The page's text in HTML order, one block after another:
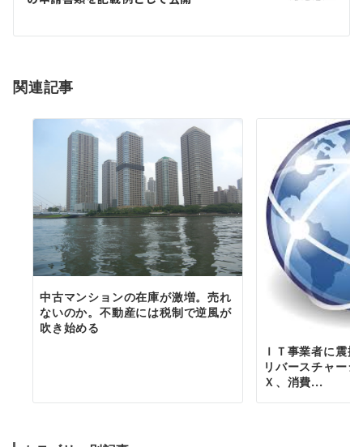
シ
ン
関連記事
中古マンションの在庫が激増。売れ
ないのか。不動産には税制で逆風が
吹き始める
ＩＴ事業者に震
リバースチャー
Ｘ、消費...